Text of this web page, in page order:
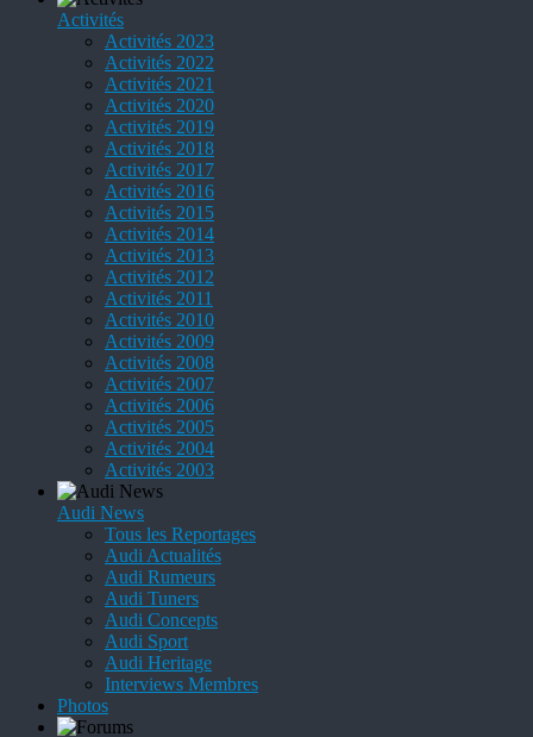
Activités
Activités 2023
Activités 2022
Activités 2021
Activités 2020
Activités 2019
Activités 2018
Activités 2017
Activités 2016
Activités 2015
Activités 2014
Activités 2013
Activités 2012
Activités 2011
Activités 2010
Activités 2009
Activités 2008
Activités 2007
Activités 2006
Activités 2005
Activités 2004
Activités 2003
Audi News
Tous les Reportages
Audi Actualités
Audi Rumeurs
Audi Tuners
Audi Concepts
Audi Sport
Audi Heritage
Interviews Membres
Photos